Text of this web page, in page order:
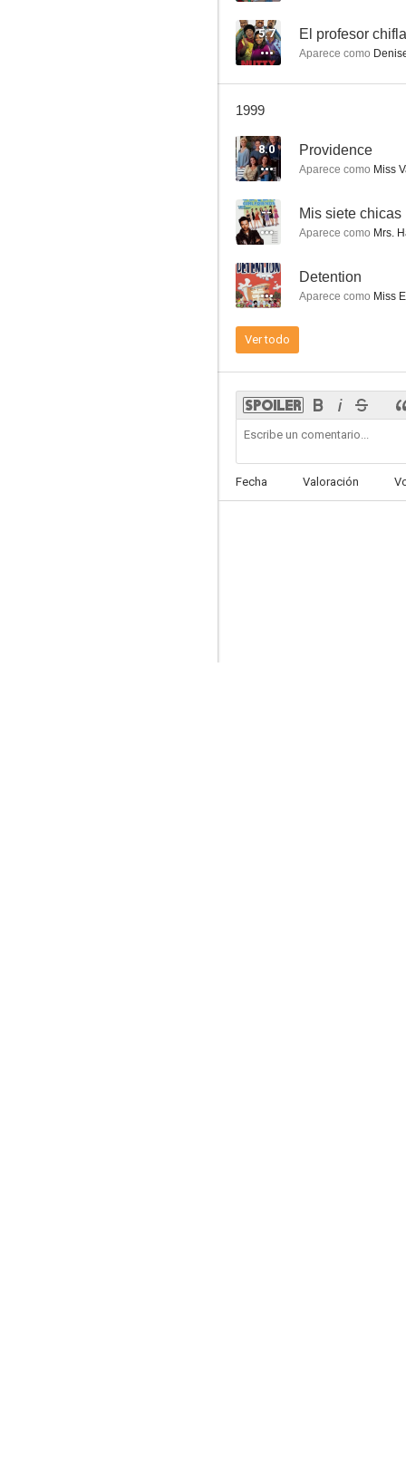
6.9
El chip prodigioso
5.7
5.7 El profesor
Aparece como
1999
8.0 Providence
Aparece como Miss
-- Mis siete chicas
Aparece como Mrs.
-- Detention
Aparece como Miss
Ver todo
Fecha Valoración